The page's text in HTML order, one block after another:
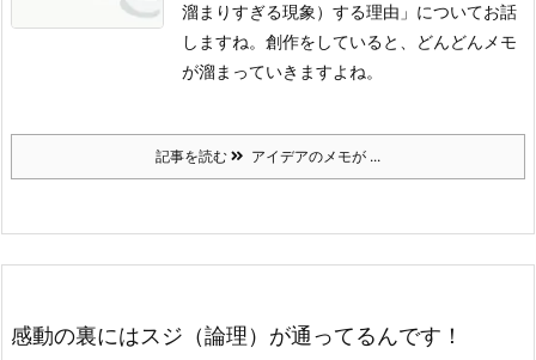
溜まりすぎる現象）する理由」についてお話
しますね。創作をしていると、どんどんメモ
が溜まっていきますよね。
記事を読む アイデアのメモが ...
感動の裏にはスジ（論理）が通ってるんです！